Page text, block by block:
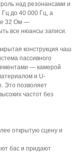
над резонансами и
Гц до 40 000 Гц, а
32 Ом —
все нюансы записи.
конструкция чаш
пассивного
— камерой
и U-
Это позволяет
частот без
открытую сцену и
бас и придают